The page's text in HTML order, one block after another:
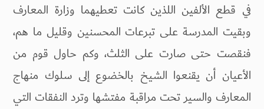
في قطع الألفين اللذين كانت تعطيهما وزارة المعارف
وبقيت المدرسة على تبرعات المحسنين وقليل ما هم،
فنقصت حتى صارت على الثلث، وكم حاول قوم من
الأعيان أن يقنعوا الشيخ بالخضوع إلى سلوك منهاج
المعارف والسير تحت مراقبة مفتشها وترد النفقات التي